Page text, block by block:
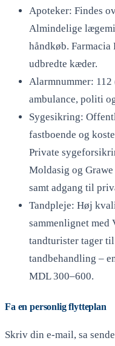
Apoteker: Findes
Almindelige
håndkøb.
udbredte kæder.
Alarmnummer:
ambulance, politi
Sygesikring:
fastboende og
Private
Moldasig og
samt adgang til
Tandpleje: Høj
sammenlignet med
tandturister tager
tandbehandling –
MDL 300–600.
Fa en personlig flytteplan
Skriv din e-mail, sa